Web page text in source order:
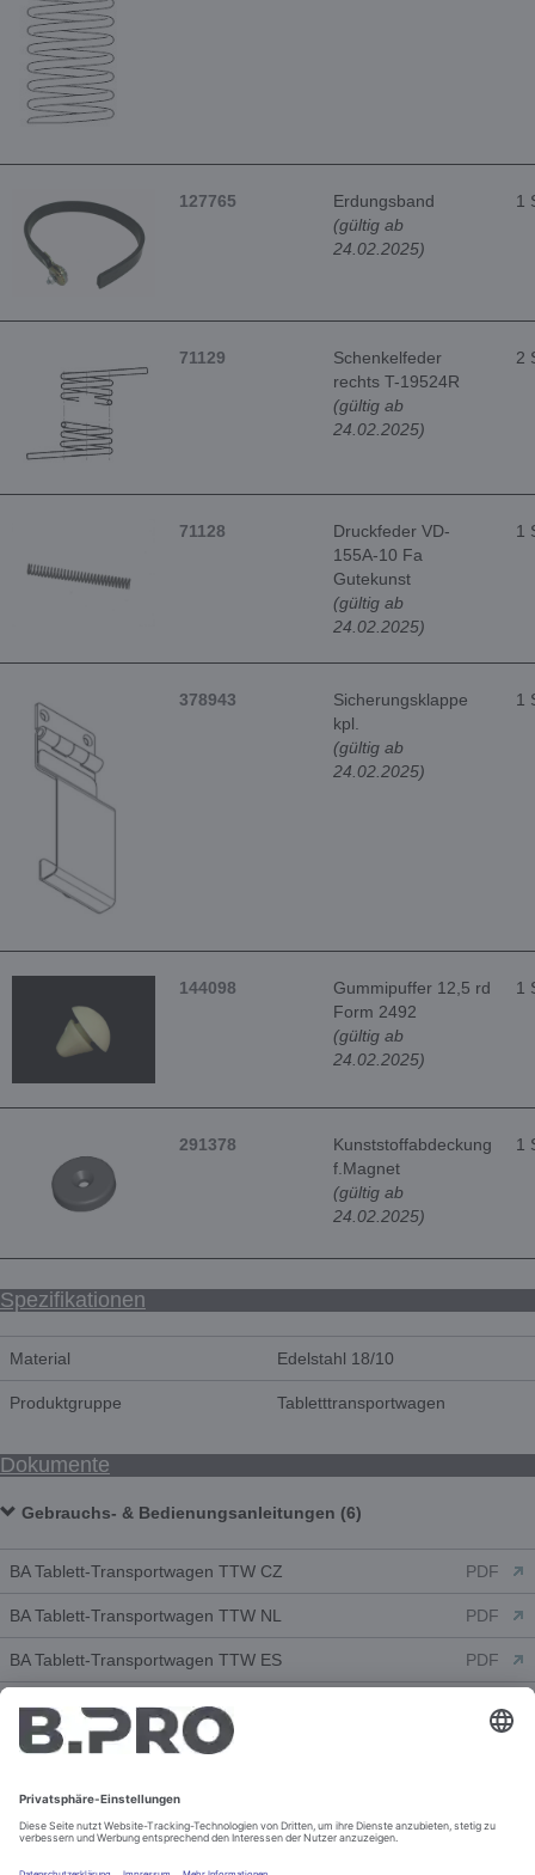
127765
Erdungsband
(gültig ab
24.02.2025)
1
71129
Schenkelfeder
rechts T-19524R
(gültig ab
24.02.2025)
2
71128
Druckfeder VD-
155A-10 Fa
Gutekunst
(gültig ab
24.02.2025)
1
378943
Sicherungsklappe
kpl.
(gültig ab
24.02.2025)
1
144098
Gummipuffer 12,5 rd
Form 2492
(gültig ab
24.02.2025)
1
291378
Kunststoffabdeckung
f.Magnet
(gültig ab
24.02.2025)
1
Spezifikationen
Material Edelstahl 18/10
Produktgruppe Tabletttransportwagen
Dokumente
Gebrauchs- & Bedienungsanleitungen (6)
BA Tablett-Transportwagen TTW CZ PDF
BA Tablett-Transportwagen TTW NL PDF
BA Tablett-Transportwagen TTW ES PDF
BA Tablett-Transportwagen TTW FR
BA Tablett-Transportwagen TTW EN
BA Tablett-Transportwagen TTW DE
Kundeninformationszeichnungen (3)